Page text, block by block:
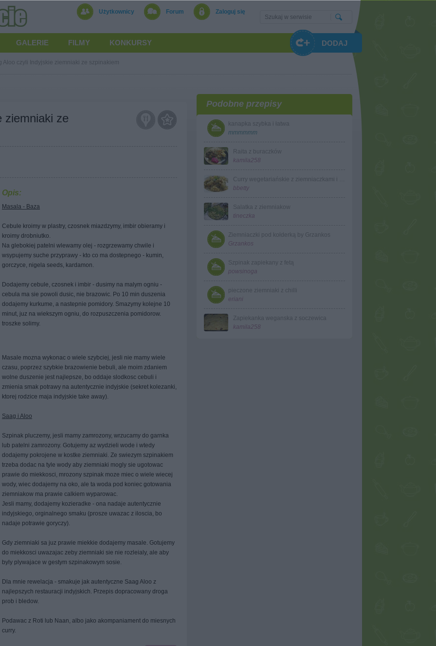
Użytkownicy Forum Zaloguj się
GALERIE FILMY KONKURSY DODAJ
Aloo czyli Indyjskie ziemniaki ze szpinakiem
ziemniaki ze
Opis:
Masala - Baza
Cebule kroimy w plastry, czosnek miazdzymy, imbir obieramy i
kroimy drobniutko.
Na glebokiej patelni wlewamy olej - rozgrzewamy chwile i
wsypujemy suche przyprawy - kto co ma dostepnego - kumin,
gorczyce, nigela seeds, kardamon.
Dodajemy cebule, czosnek i imbir - dusimy na malym ogniu -
cebula ma sie powoli dusic, nie brazowic. Po 10 min duszenia
dodajemy kurkume, a nastepnie pomidory. Smazymy kolejne 10
minut, juz na wiekszym ogniu, do rozpuszczenia pomidorow.
troszke solimy.
Masale mozna wykonac o wiele szybciej, jesli nie mamy wiele
czasu, poprzez szybkie brazowienie bebuli, ale moim zdaniem
wolne duszenie jest najlepsze, bo oddaje slodkosc cebuli i
zmienia smak potrawy na autentycznie indyjskie (sekret kolezanki,
ktorej rodzice maja indyjskie take away).
Saag i Aloo
Szpinak pluczemy, jesli mamy zamrozony, wrzucamy do garnka
lub patelni zamrozony. Gotujemy az wydzieli wode i wtedy
dodajemy pokrojene w kostke ziemniaki. Ze swiezym szpinakiem
trzeba dodac na tyle wody aby ziemniaki mogly sie ugotowac
prawie do miekkosci, mrozony szpinak moze miec o wiele wiecej
wody, wiec dodajemy na oko, ale ta woda pod koniec gotowania
ziemniakow ma prawie calkiem wyparowac.
Jesli mamy, dodajemy kozieradke - ona nadaje autentycznie
indyjskiego, orginalnego smaku (prosze uwazac z iloscia, bo
nadaje potrawie goryczy).
Gdy ziemniaki sa juz prawie miekkie dodajemy masale. Gotujemy
do miekkosci uwazajac zeby ziemniaki sie nie rozleialy, ale aby
byly plywajace w gestym szpinakowym sosie.
Dla mnie rewelacja - smakuje jak autentyczne Saag Aloo z
najlepszych restauracji indyjskich. Przepis dopracowany droga
prob i bledow.
Podawac z Roti lub Naan, albo jako akompaniament do miesnych
curry.
Podobne przepisy
kanapka szybka i łatwa
mmmmmm
Raita z buraczków
kamila258
bbetty
Salatka z ziemniakow
tineczka
Ziemniaczki pod kołderką by Grzankos
Grzankos
Szpinak zapiekany z fetą
powsinoga
pieczone ziemniaki z chilli
eriani
Zapiekanka weganska z soczewica
kamila258